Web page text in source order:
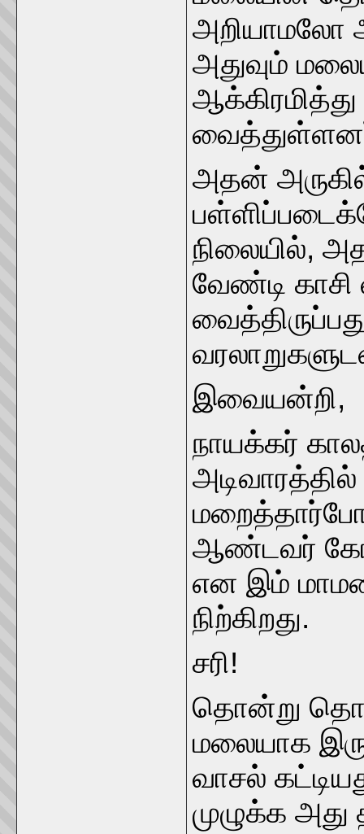
அறியாமலோ
அதுவும்
அதன்
நிலையில்,
வேண்டி காசி
இவையன்றி,
நாயக்கர்
ஆண்டவர்
என இம்
நிற்கிறது.
சரி!
தொன்று
மலையாக
வாசல்
முழுக்க